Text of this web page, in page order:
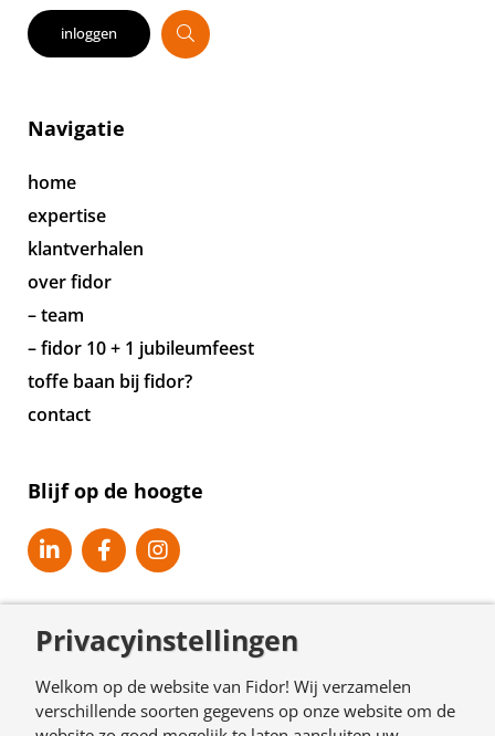
inloggen
Navigatie
home
expertise
klantverhalen
over fidor
– team
– fidor 10 + 1 jubileumfeest
toffe baan bij fidor?
contact
Blijf op de hoogte
Privacyinstellingen
Welkom op de website van Fidor! Wij verzamelen
verschillende soorten gegevens op onze website om de